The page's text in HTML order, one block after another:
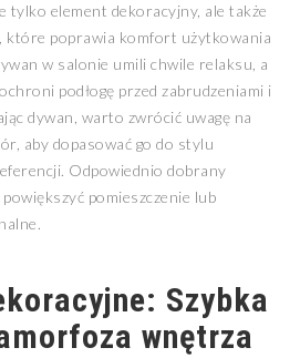
tylko element dekoracyjny, ale także
które poprawia komfort użytkowania
w salonie umili chwile relaksu, a
podłogę przed zabrudzeniami i
dywan, warto zwrócić uwagę na
aby dopasować go do stylu
Odpowiednio dobrany
pomieszczenie lub
Szybka
wnętrza